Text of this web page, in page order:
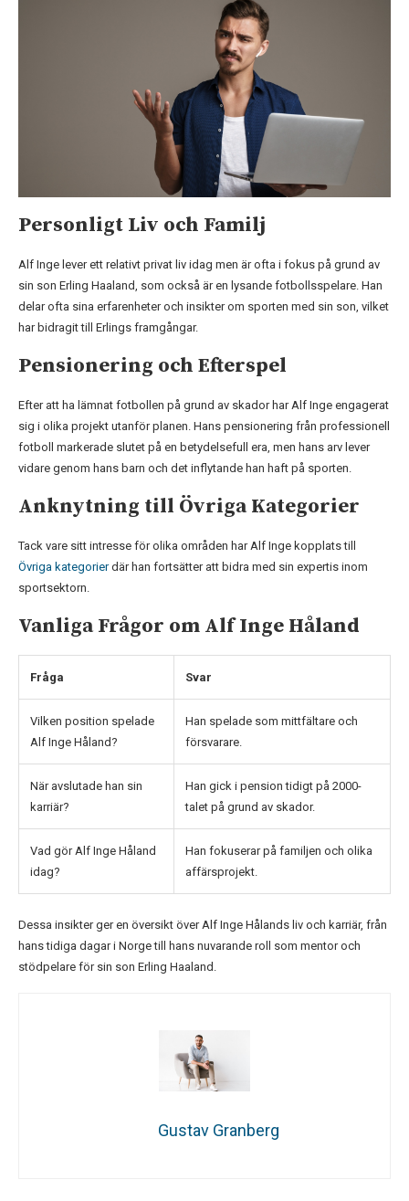
Personligt Liv och Familj
Alf Inge lever ett relativt privat liv idag men är ofta i fokus på grund av
sin son Erling Haaland, som också är en lysande fotbollsspelare. Han
delar ofta sina erfarenheter och insikter om sporten med sin son, vilket
har bidragit till Erlings framgångar.
Pensionering och Efterspel
Efter att ha lämnat fotbollen på grund av skador har Alf Inge engagerat
sig i olika projekt utanför planen. Hans pensionering från professionell
fotboll markerade slutet på en betydelsefull era, men hans arv lever
vidare genom hans barn och det inflytande han haft på sporten.
Anknytning till Övriga Kategorier
Tack vare sitt intresse för olika områden har Alf Inge kopplats till
Övriga kategorierdär han fortsätter att bidra med sin expertis inom
sportsektorn.
Vanliga Frågor om Alf Inge Håland
Fråga Svar
Vilken position spelade
Alf Inge Håland?
Han spelade som mittfältare och
försvarare.
När avslutade han sin
karriär?
Han gick i pension tidigt på 2000-
talet på grund av skador.
Vad gör Alf Inge Håland
idag?
Han fokuserar på familjen och olika
affärsprojekt.
Dessa insikter ger en översikt över Alf Inge Hålands liv och karriär, från
hans tidiga dagar i Norge till hans nuvarande roll som mentor och
stödpelare för sin son Erling Haaland.
Gustav Granberg